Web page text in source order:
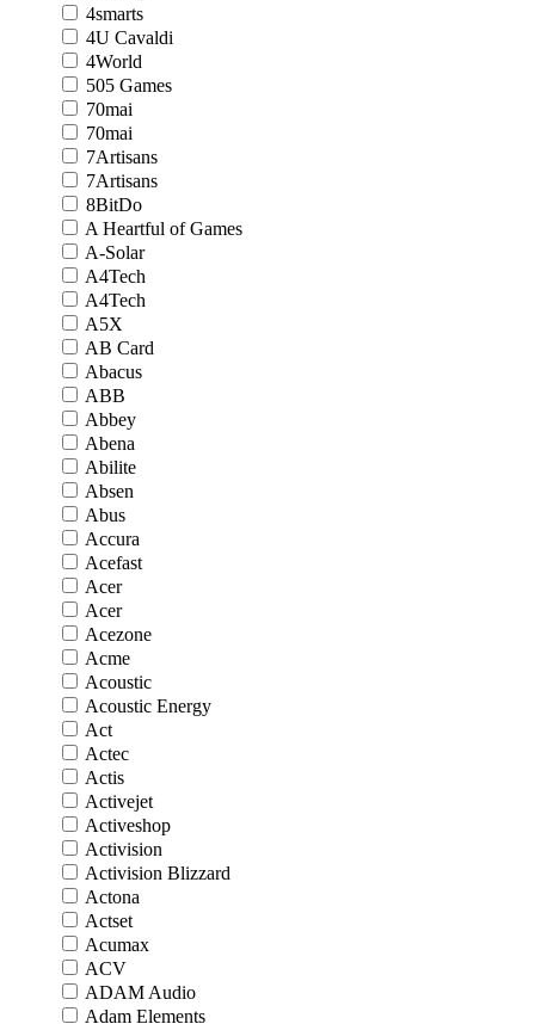
4smarts
4U Cavaldi
4World
505 Games
70mai
70mai
7Artisans
7Artisans
8BitDo
A Heartful of Games
A-Solar
A4Tech
A4Tech
A5X
AB Card
Abacus
ABB
Abbey
Abena
Abilite
Absen
Abus
Accura
Acefast
Acer
Acer
Acezone
Acme
Acoustic
Acoustic Energy
Act
Actec
Actis
Activejet
Activeshop
Activision
Activision Blizzard
Actona
Actset
Acumax
ACV
ADAM Audio
Adam Elements